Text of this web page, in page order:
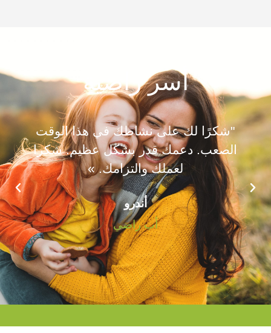
أسر راضية
"شكرًا لك على نشاطك في هذا الوقت
الصعب. دعمك قدر بشكل عظيم. شكرا
لعملك والتزامك. »
أندرو
أب راضي